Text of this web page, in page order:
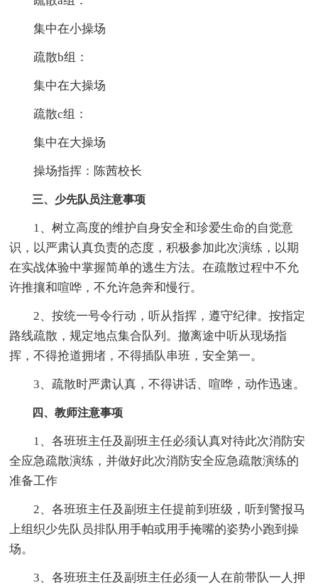
集中在小操场
疏散b组：
集中在大操场
疏散c组：
集中在大操场
操场指挥：陈茜校长
三、少先队员注意事项
1、树立高度的维护自身安全和珍爱生命的自觉意
识，以严肃认真负责的态度，积极参加此次演练，以期
在实战体验中掌握简单的逃生方法。在疏散过程中不允
许推攘和喧哗，不允许急奔和慢行。
2、按统一号令行动，听从指挥，遵守纪律。按指定
路线疏散，规定地点集合队列。撤离途中听从现场指
挥，不得抢道拥堵，不得插队串班，安全第一。
3、疏散时严肃认真，不得讲话、喧哗，动作迅速。
四、教师注意事项
1、各班班主任及副班主任必须认真对待此次消防安
全应急疏散演练，并做好此次消防安全应急疏散演练的
准备工作
2、各班班主任及副班主任提前到班级，听到警报马
上组织少先队员排队用手帕或用手掩嘴的姿势小跑到操
场。
3、各班班主任及副班主任必须一人在前带队一人押